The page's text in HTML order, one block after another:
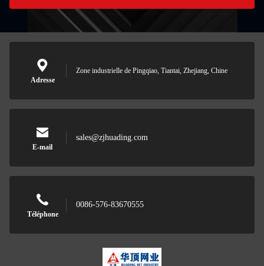
Adresse
Zone industrielle de Pingqiao, Tiantai, Zhejiang, Chine
E-mail
sales@zjhuading.com
Téléphone
0086-576-83670555